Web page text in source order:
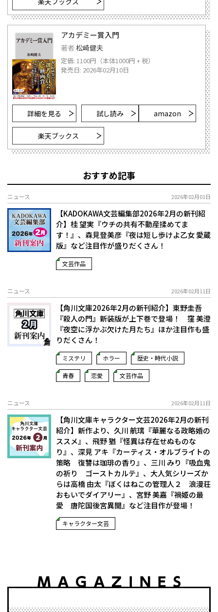
アカデミー賞入門
著者 松崎健夫
定価: 1100円（本体1000円 + 税）
発売日: 2026年02月10日
詳細を見る 試し読み amazon
楽天ブックス
おすすめ記事
ニュース 2026年02月01日
【KADOKAWA文芸編集部2026年2月の新刊紹
介】桂 望実『ウチの共有不動産揉めてま
す！』、森見登美彦『夜は短し歩けよ乙女 愛蔵
版』など注目作が盛りだくさん！
文芸作品
ニュース 2026年02月11日
【角川文庫2026年2月の新刊紹介】東野圭吾
『殺人の門』新装版が上下巻で登場！ 窪 美澄
『夜空に浮かぶ欠けた月たち』ほか注目作も盛
りだくさん！
ミステリ ホラー 歴史・時代小説
青春 恋愛 文芸作品
ニュース 2026年02月11日
【角川文庫キャラクター文芸2026年2月の新刊
紹介】新作より、久川 航璃『華麗なる政略婚の
ススメ』、飛野 猶『怪異は存在せぬものな
り』、深見 アキ『カーティス・オルブライトの
策略 復讐は珈琲の香り』、三川 みり『吸血鬼
の祈り ゴーストカルテ』、大人気シリーズか
らは高橋 由太『ぼくはねこの管理人２ 浪漫荘
おもいでダイアリー』、宮野 美嘉『禍姫の最
愛 唐陀国後宮異聞』など注目作が登場！
キャラクター文芸